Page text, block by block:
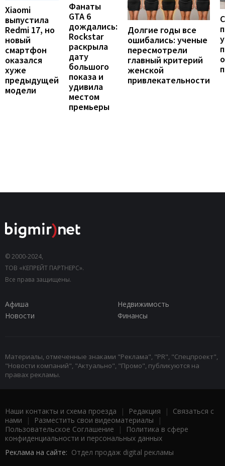
Xiaomi
выпустила
Redmi 17, но
новый
смартфон
оказался
хуже
предыдущей
модели
Фанаты
GTA 6
дождались:
Rockstar
раскрыла
дату
большого
показа и
удивила
местом
премьеры
Долгие годы все
ошибались: ученые
пересмотрели
главный критерий
женской
привлекательности
© 2000-2024,
ТОВ «КЕПРЕЙТ ПАРТНЕРС».
Все права защищены.
Афиша
Недвижимость
Новости
Финансы
Материалы, отмеченные знаками "Реклама", "PR", "Спецпроект",
"Новости компаний", "Актуально", "Промо", публикуются на
правах рекламы.
Наши контакты и схема проезда | Редакция | Связаться с
нами | Разместить свои видеоматериалы |
Пользовательское Соглашение |
Политика в сфере
конфиденциальности и персональных данных
Реклама на сайте: Отдел продаж digital рекламы